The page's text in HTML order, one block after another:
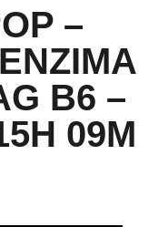
–
B6 –
09M